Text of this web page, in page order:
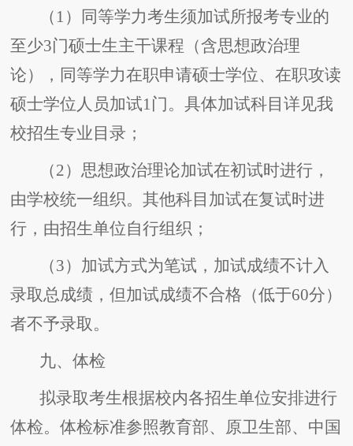
（1）同等学力考生须加试所报考专业的
至少3门硕士生主干课程（含思想政治理
论），同等学力在职申请硕士学位、在职攻读
硕士学位人员加试1门。具体加试科目详见我
校招生专业目录；
（2）思想政治理论加试在初试时进行，
由学校统一组织。其他科目加试在复试时进
行，由招生单位自行组织；
（3）加试方式为笔试，加试成绩不计入
录取总成绩，但加试成绩不合格（低于60分）
者不予录取。
九、体检
拟录取考生根据校内各招生单位安排进行
体检。体检标准参照教育部、原卫生部、中国